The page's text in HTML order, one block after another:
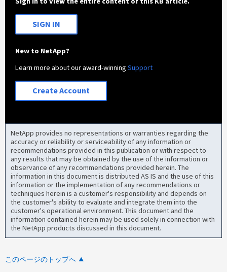
SIGN IN
New to NetApp?
Learn more about our award-winningSupport
Create Account
NetApp provides no representations or warranties regarding the
accuracy or reliability or serviceability of any information or
recommendations provided in this publication or with respect to
any results that may be obtained by the use of the information or
observance of any recommendations provided herein. The
information in this document is distributed AS IS and the use of this
information or the implementation of any recommendations or
techniques herein is a customer's responsibility and depends on
the customer's ability to evaluate and integrate them into the
customer's operational environment. This document and the
information contained herein may be used solely in connection with
the NetApp products discussed in this document.
このページのトップへ